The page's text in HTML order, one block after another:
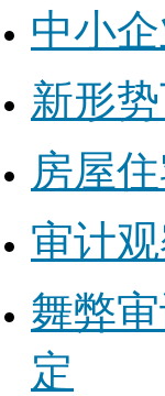
中小
新形
房屋
审计
舞弊
定